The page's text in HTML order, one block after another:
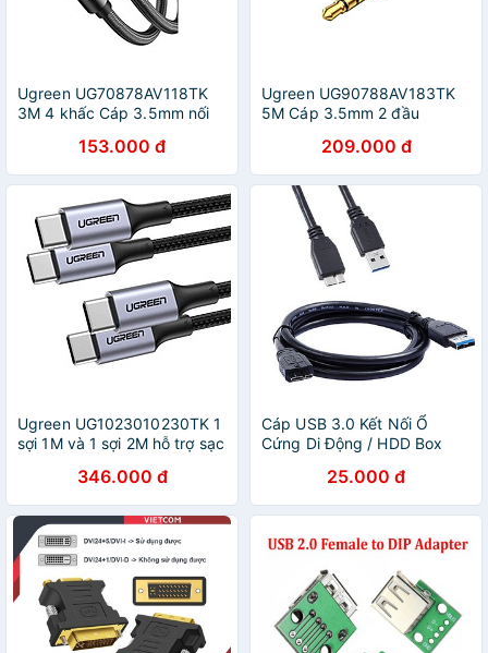
Ugreen UG70878AV118TK
3M 4 khấc Cáp 3.5mm nối
- HÀNG CHÍNH HÃNG
153.000 đ
Ugreen UG90788AV183TK
5M Cáp 3.5mm 2 đầu
24k dây dù Màu Đen -
HÀNG CHÍNH HÃNG
209.000 đ
Ugreen UG1023010230TK 1
sợi 1M và 1 sợi 2M hỗ trợ sạc
đen cáp USB type C đầu
nhôm chống nhiễu - HÀNG
CHÍNH HÃNG
346.000 đ
Cáp USB 3.0 Kết Nối Ổ
Cứng Di Động / HDD Box
type-A to micro-B
25.000 đ